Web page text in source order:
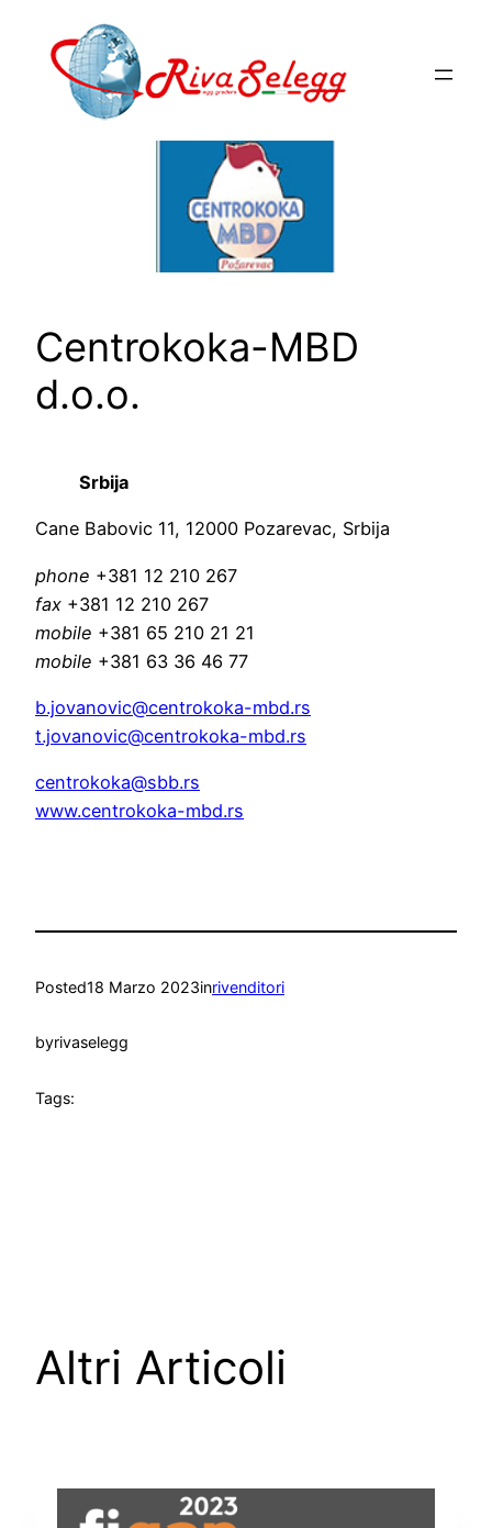
contenuto
Centrokoka-MBD
d.o.o.
Srbija
Cane Babovic 11, 12000 Pozarevac, Srbija
phone +381 12 210 267
fax +381 12 210 267
mobile +381 65 210 21 21
mobile +381 63 36 46 77
b.jovanovic@centrokoka-mbd.rs
t.jovanovic@centrokoka-mbd.rs
centrokoka@sbb.rs
www.centrokoka-mbd.rs
Posted18 Marzo 2023inrivenditori
byrivaselegg
Tags:
Altri Articoli